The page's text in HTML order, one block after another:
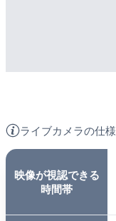
ライブカメラの仕様
映像が視認できる
時間帯